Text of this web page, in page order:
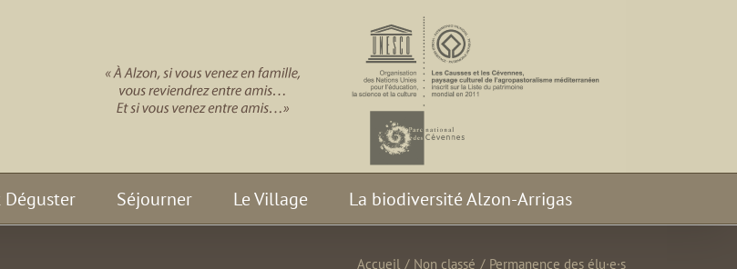
Séjourner Le Village La biodiversité Alzon-Arrigas
Accueil / Non classé / Permanence des élu·e·s